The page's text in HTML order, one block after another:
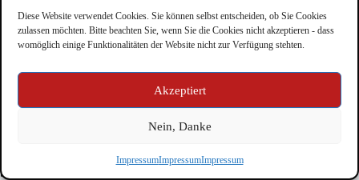
Diese Website verwendet Cookies. Sie können selbst entscheiden, ob Sie Cookies
zulassen möchten. Bitte beachten Sie, wenn Sie die Cookies nicht akzeptieren - dass
womöglich einige Funktionalitäten der Website nicht zur Verfügung stehten.
Akzeptiert
Nein, Danke
ImpressumImpressumImpressum
Copyright © Feuerwehr Kirchbichl 2026 - WordPress Theme
by